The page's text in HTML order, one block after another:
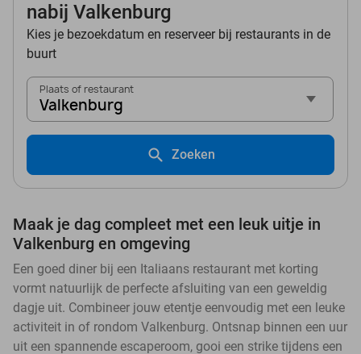
nabij Valkenburg
Kies je bezoekdatum en reserveer bij restaurants in de
buurt
Plaats of restaurant
Valkenburg
Zoeken
Maak je dag compleet met een leuk uitje in
Valkenburg en omgeving
Een goed diner bij een Italiaans restaurant met korting
vormt natuurlijk de perfecte afsluiting van een geweldig
dagje uit. Combineer jouw etentje eenvoudig met een leuke
activiteit in of rondom Valkenburg. Ontsnap binnen een uur
uit een spannende escaperoom, gooi een strike tijdens een